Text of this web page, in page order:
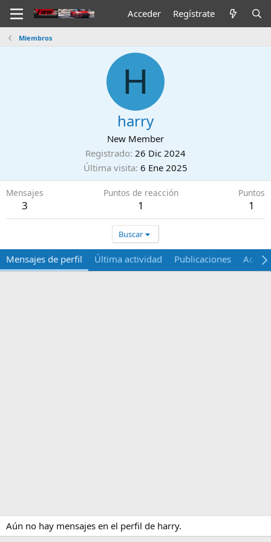
Acceder Regístrate
Miembros
H
harry
New Member
Registrado 26 Dic 2024
Última visita 6 Ene 2025
Mensajes
3
Puntos de reacción
1
Puntos
1
Buscar
Mensajes de perfil Última actividad Publicaciones Acerca
Aún no hay mensajes en el perfil de harry.